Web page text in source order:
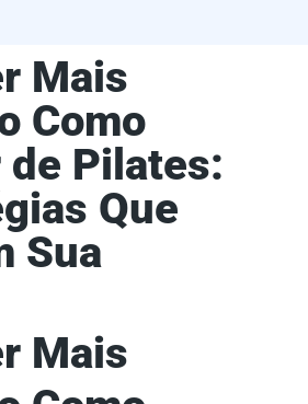
Mais
Como
Pilates:
Que
Sua
Mais